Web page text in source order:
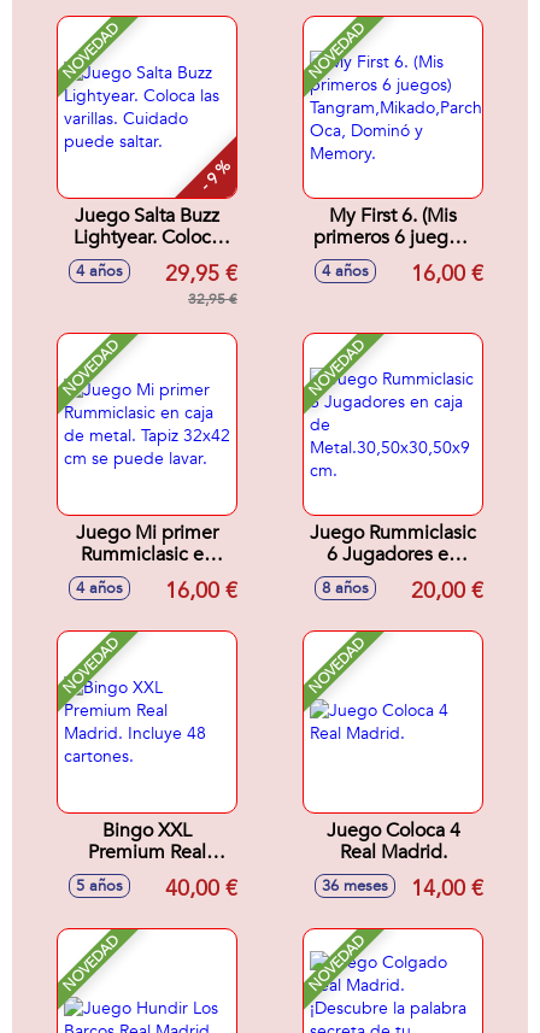
jugadores y campo
de juego.
NOVEDAD
- 9 %
Juego Salta Buzz
Lightyear. Coloca
las varillas. Cuidado
puede saltar.
4 años 29,95 €
32,95 €
NOVEDAD
My First 6. (Mis
primeros 6 juegos)
Tangram,Mikado,Parchís,
Oca, Dominó y
4 años 16,00 €
NOVEDAD
Juego Mi primer
Rummiclasic en
caja de metal. Tapiz
32x42 cm se
4 años 16,00 €
NOVEDAD
Juego Rummiclasic
6 Jugadores en
caja de
Metal.30,50x30,50x9
8 años 20,00 €
NOVEDAD
Bingo XXL
Premium Real
Madrid. Incluye 48
cartones.
5 años 40,00 €
NOVEDAD
Juego Coloca 4
Real Madrid.
36 meses 14,00 €
NOVEDAD NOVEDAD